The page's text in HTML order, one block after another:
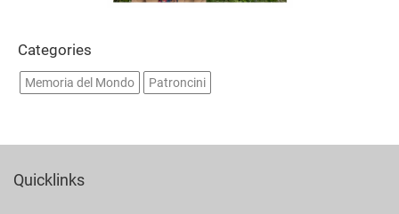
Categories
Memoria del Mondo Patroncini
Quicklinks